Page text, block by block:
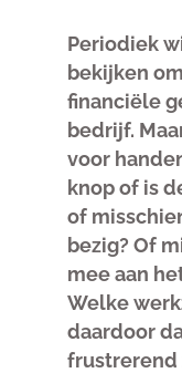
Periodiek
bekijken
financiële
bedrijf.
voor
knop of is
of
bezig? Of
mee aan
Welke
daardoor
frustrerend